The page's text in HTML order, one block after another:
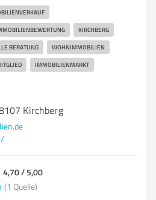
KIRCHBERG
BERATUNG WOHNIMMOBILIEN
IMMOBILIENMARKT
Kirchberg
4,70 / 5,00
(1 Quelle)